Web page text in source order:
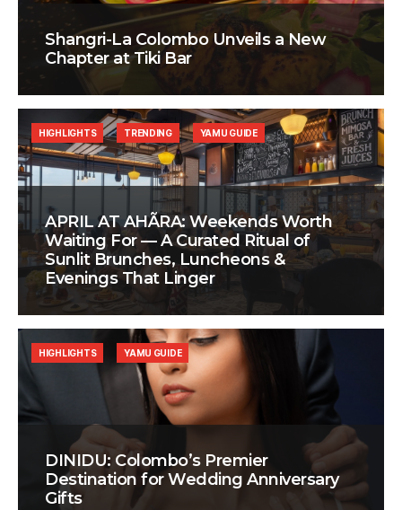
Shangri-La Colombo Unveils a New
Chapter at Tiki Bar
APRIL AT AHÃRA: Weekends Worth
Waiting For — A Curated Ritual of
Sunlit Brunches, Luncheons &
Evenings That Linger
HIGHLIGHTS TRENDING YAMU GUIDE
DINIDU: Colombo’s Premier
Destination for Wedding Anniversary
Gifts
HIGHLIGHTS YAMU GUIDE